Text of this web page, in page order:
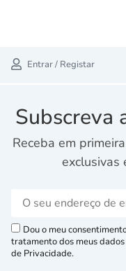
Entrar / Registar
Subscreva
Receba em
exclusivas
Dou o meu
tratamento dos meus
de Privacidade.